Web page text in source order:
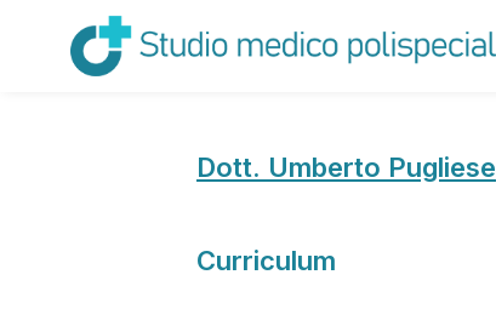
Dott. Umberto Pugliese
Curriculum